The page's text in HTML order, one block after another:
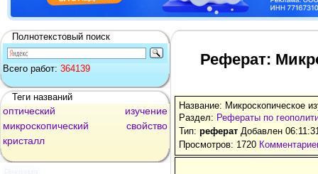
Полнотекстовый поиск
Всего работ: 364139
Теги названий
оптический
изучение
микроскопический
свойство
кристалл
Реферат:
Название: Микроскопическое
Раздел: Рефераты по
Тип: реферат Добавлен
Просмотров: 1720